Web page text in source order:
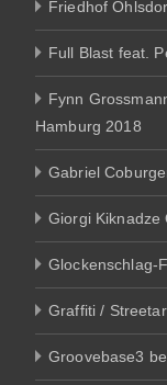
Friedhof
Full Blast feat.
Fynn
Hamburg 2018
Gabriel
Giorgi Kiknadze
Glockenschlag-
Graffiti /
Groovebase3